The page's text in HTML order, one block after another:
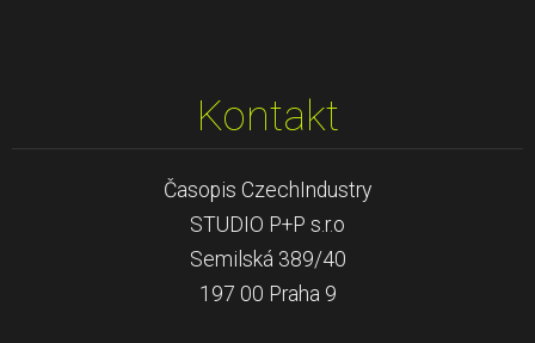
Kontakt
Časopis CzechIndustry
STUDIO P+P s.r.o
Semilská 389/40
197 00 Praha 9